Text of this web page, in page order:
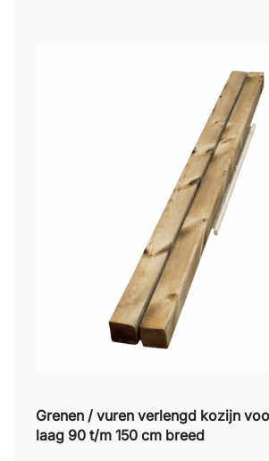
Grenen / vuren verlengd kozijn
laag 90 t/m 150 cm breed